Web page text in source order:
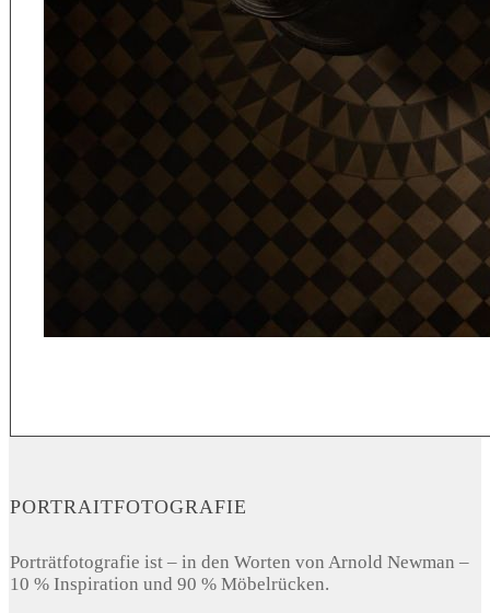
PORTRAITFOTOGRAFIE
Porträtfotografie ist – in den Worten von Arnold Newman –
10 % Inspiration und 90 % Möbelrücken.